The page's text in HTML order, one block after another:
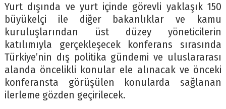
Yurt dışında ve yurt içinde görevli yaklaşık 150
büyükelçi ile diğer bakanlıklar ve kamu
kuruluşlarından üst düzey yöneticilerin
katılımıyla gerçekleşecek konferans sırasında
Türkiye’nin dış politika gündemi ve uluslararası
alanda öncelikli konular ele alınacak ve önceki
konferansta görüşülen konularda sağlanan
ilerleme gözden geçirilecek.